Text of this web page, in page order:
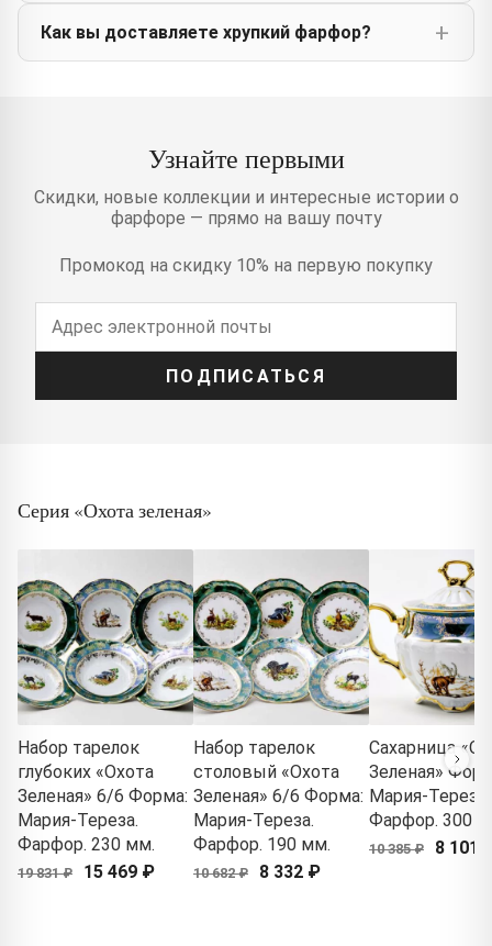
Как вы доставляете хрупкий фарфор?
Узнайте первыми
Скидки, новые коллекции и интересные истории о
фарфоре — прямо на вашу почту
Промокод на скидку 10% на первую покупку
ПОДПИСАТЬСЯ
Серия «Охота зеленая»
Набор тарелок
глубоких «Охота
Зеленая» 6/6 Форма:
Мария-Тереза.
Фарфор. 230 мм.
19 831 ₽ 15 469 ₽
Набор тарелок
столовый «Охота
Зеленая» 6/6 Форма:
Мария-Тереза.
Фарфор. 190 мм.
10 682 ₽ 8 332 ₽
Сахарница
Зеленая»
Мария-Тереза.
Фарфор. 300
10 385 ₽ 8 101